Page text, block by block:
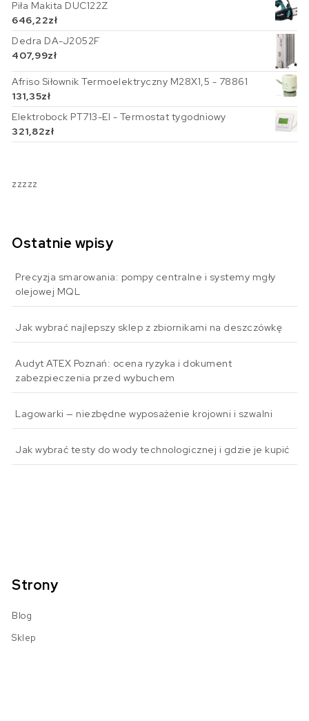
Piła Makita DUC122Z
646,22zł
Dedra DA-J2052F
407,99zł
Afriso Siłownik Termoelektryczny M28X1,5 - 78861
131,35zł
Elektrobock PT713-EI - Termostat tygodniowy
321,82zł
zzzzz
Ostatnie wpisy
Precyzja smarowania: pompy centralne i systemy mgły
olejowej MQL
Jak wybrać najlepszy sklep z zbiornikami na deszczówkę
Audyt ATEX Poznań: ocena ryzyka i dokument
zabezpieczenia przed wybuchem
Lagowarki — niezbędne wyposażenie krojowni i szwalni
Jak wybrać testy do wody technologicznej i gdzie je kupić
Strony
Blog
Sklep